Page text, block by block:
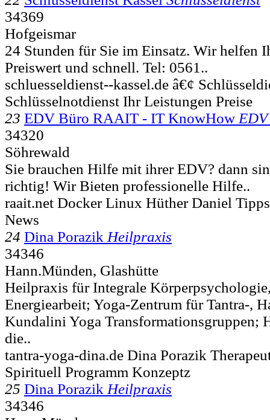
34369
Hofgeismar
24 Stunden für Sie im Einsatz. Wir helfen
Preiswert und schnell. Tel: 0561..
schluesseldienst--kassel.de â€¢
Schlüsselnotdienst Ihr Leistungen Preise
23 EDV Büro RAAIT - IT KnowHow
34320
Söhrewald
Sie brauchen Hilfe mit ihrer EDV? dann
richtig! Wir Bieten professionelle Hilfe..
raait.net Docker Linux Hüther Daniel Tipps
News
24 Dina Porazik Heilpraxis
34346
Hann.Münden, Glashütte
Heilpraxis für Integrale
Energiearbeit; Yoga-Zentrum für Tantra-,
Kundalini Yoga Transformationsgruppen;
die..
tantra-yoga-dina.de Dina Porazik
Spirituell Programm Konzeptz
25 Dina Porazik Heilpraxis
34346